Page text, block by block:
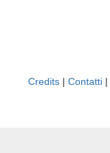
Credits | Contatti |